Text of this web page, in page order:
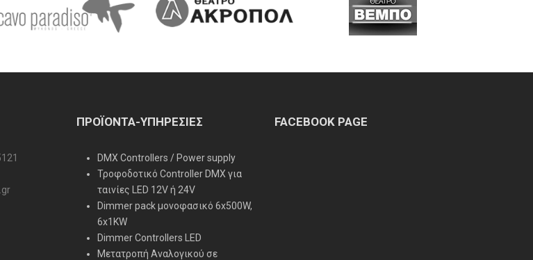
ΠΡΟΪΟΝΤΑ-ΥΠΗΡΕΣΙΕΣ
DMX Controllers / Power supply
Τροφοδοτικό Controller DMX για
ταινίες LED 12V ή 24V
Dimmer pack μονοφασικό 6x500W,
6x1KW
Dimmer Controllers LED
Μετατροπή Αναλογικού σε
FACEBOOK PAGE